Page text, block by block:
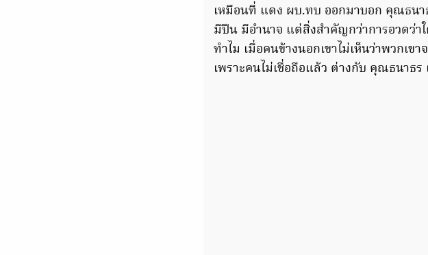
เหมือนที่ แดง ผบ.ทบ ออกมาบอก คุณธนา
มีปืน มีอำนาจ แต่สิ่งสำคัญกว่าการอวดว่า
ทำไม เมื่อคนข้างนอกเขาไม่เห็นว่าพวกเ
เพราะคนไม่เชื่อถือแล้ว ต่างกับ คุณธนาธ